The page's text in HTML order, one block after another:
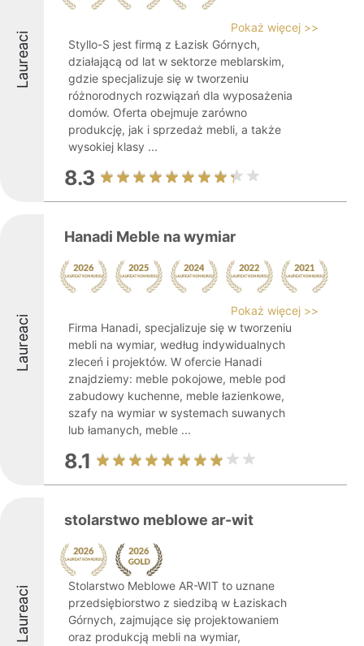
Laureaci
Pokaż więcej >>
Styllo-S jest firmą z Łazisk Górnych,
działającą od lat w sektorze meblarskim,
gdzie specjalizuje się w tworzeniu
różnorodnych rozwiązań dla wyposażenia
domów. Oferta obejmuje zarówno
produkcję, jak i sprzedaż mebli, a także
wysokiej klasy ...
8.3
Laureaci
Hanadi Meble na wymiar
Pokaż więcej >>
Firma Hanadi, specjalizuje się w tworzeniu
mebli na wymiar, według indywidualnych
zleceń i projektów. W ofercie Hanadi
znajdziemy: meble pokojowe, meble pod
zabudowy kuchenne, meble łazienkowe,
szafy na wymiar w systemach suwanych
lub łamanych, meble ...
8.1
Laureaci
stolarstwo meblowe ar-wit
Stolarstwo Meblowe AR-WIT to uznane
przedsiębiorstwo z siedzibą w Łaziskach
Górnych, zajmujące się projektowaniem
oraz produkcją mebli na wymiar,